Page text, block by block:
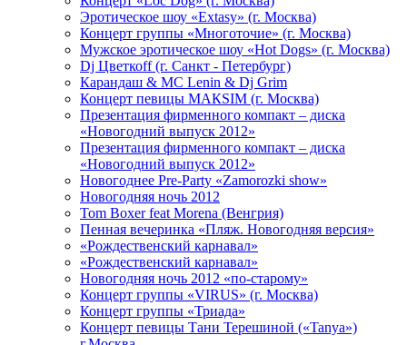
Эротическое шоу «Extasy» (г. Москва)
Концерт группы «Многоточие» (г. Москва)
Мужское эротическое шоу «Hot Dogs» (г. Москва)
Dj Цветкоff (г. Санкт - Петербург)
Карандаш & МС Lenin & Dj Grim
Концерт певицы МАКSIМ (г. Москва)
Презентация фирменного компакт – диска
«Новогодний выпуск 2012»
Презентация фирменного компакт – диска
«Новогодний выпуск 2012»
Новогоднее Pre-Party «Zamorozki show»
Новогодняя ночь 2012
Tom Boxer feat Morena (Венгрия)
Пенная вечеринка «Пляж. Новогодняя версия»
«Рождественский карнавал»
«Рождественский карнавал»
Новогодняя ночь 2012 «по-старому»
Концерт группы «VIRUS» (г. Москва)
Концерт группы «Триада»
Концерт певицы Тани Терешиной («Tanya»)